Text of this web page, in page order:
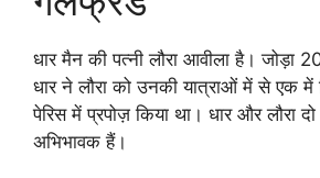
धार मैन की पत्नी लौरा आवीला है। जोड़ा
धार ने लौरा को उनकी यात्राओं में से एक
पेरिस में प्रपोज़ किया था। धार और लौरा
अभिभावक हैं।